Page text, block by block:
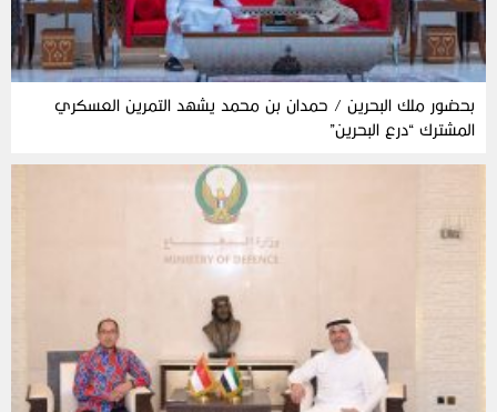
بحضور ملك البحرين / حمدان بن محمد يشهد التمرين العسكري
المشترك “درع البحرين”